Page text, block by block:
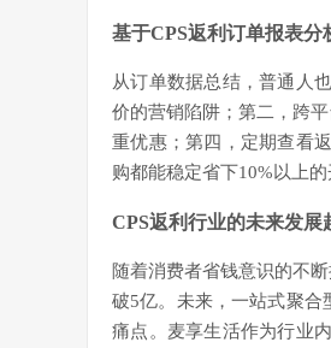
基于CPS返利订单报表分
从订单数据总结，普通人
价的营销陷阱；第二，跨
重优惠；第四，定期查看
购都能稳定省下10%以上的
CPS返利行业的未来发展
随着消费者省钱意识的不
破5亿。未来，一站式聚合
痛点。麦享生活作为行业